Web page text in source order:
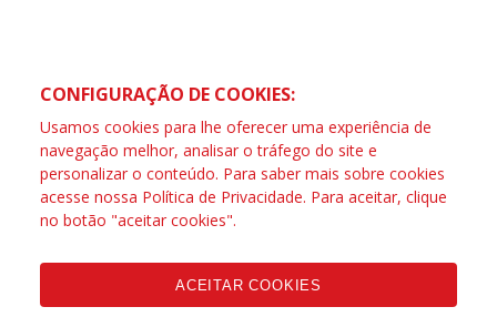
CONFIGURAÇÃO DE COOKIES:
Usamos cookies para lhe oferecer uma experiência de
navegação melhor, analisar o tráfego do site e
personalizar o conteúdo. Para saber mais sobre cookies
acesse nossa Política de Privacidade. Para aceitar, clique
no botão "aceitar cookies".
ACEITAR COOKIES